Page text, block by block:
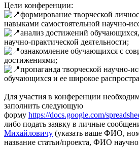
Цели конференции:
формирование творческой
навыками самостоятельной научно-
анализ достижений обучающихся,
научно-практической деятельности;
ознакомление обучающихся с
достижениями;
пропаганда творческой научно-
обучающихся и ее широкое
Для участия в конференции
заполнить следующую
форму https://docs.google.com/
либо подать заявку в личные
Михайловичу (указать ваше ФИО,
название статьи/проекта, ФИО